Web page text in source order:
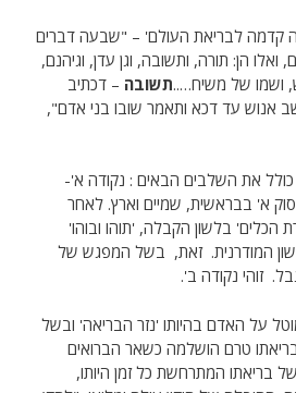
קדמה לבריאת העולם' – "שבעה דברים
הן: תורה, ותשובה, וגן עדן, וגיהנם,
ושמו של משיח…..תשובה – דכתיב
אנוש עד דכא ותאמר שובו בני אדם",
כולל את השלבים הבאים : נקודה א'-
א' בבראשית, שמיים וארץ. לאחר
הכלים' בלשון הקבלה, 'תוהו ובוהו'
המודרנית. זאת, בשל המפגש של
זוהי נקודה ב'.
על האדם בהיותו 'נזר הבריאה' ובשל
טרם הושלמה כשאר הברואים
בריאתו המתרחשת כל זמן היותו,